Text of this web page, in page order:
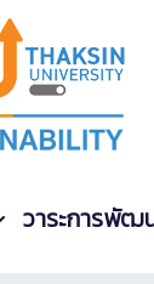
วาระการพัฒ